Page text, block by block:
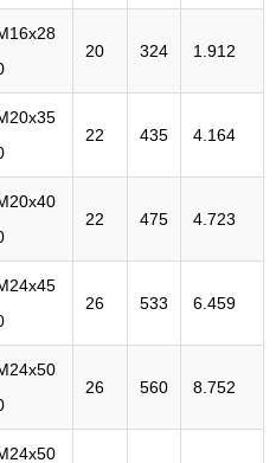
20 324 1.912
22 435 4.164
22 475 4.723
26 533 6.459
26 560 8.752